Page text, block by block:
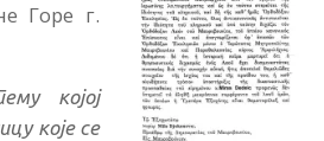
Горе г.
којој
које се